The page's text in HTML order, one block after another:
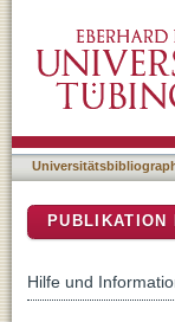
PUBLIKATION
Hilfe und